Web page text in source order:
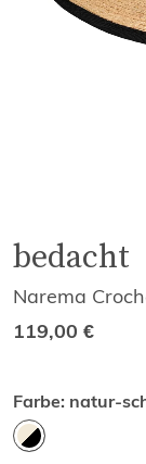
bedacht
Narema
119,00 €
Farbe: natur-